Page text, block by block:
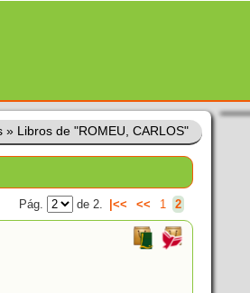
» Libros de "ROMEU, CARLOS"
Pág. de 2. |<< << 1 2